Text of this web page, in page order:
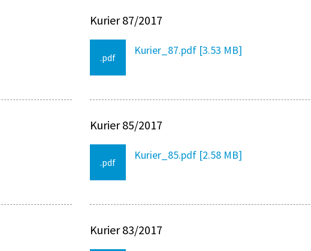
Kurier 87/2017
.pdf
Kurier_87.pdf [3.53 MB]
Kurier 85/2017
.pdf
Kurier_85.pdf [2.58 MB]
Kurier 83/2017